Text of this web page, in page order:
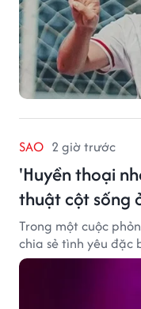
SAO 2 giờ trước
'Huyền thoại
thuật cột sống
Trong một cuộc
chia sẻ tình yêu đặc